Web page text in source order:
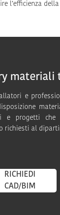
l’efficienza della
materiali
e
e progetti che
richiesti al
RICHIEDI
CAD/BIM